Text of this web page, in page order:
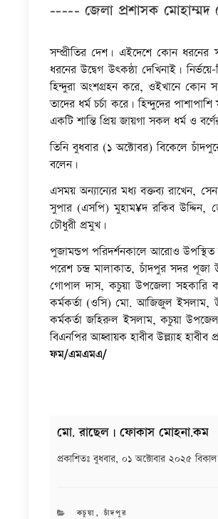
----- জেলা প্রশাসক মোহাম্মদ
বক্তব্য দিচ্ছেন
সম্প্রীতির দেশ। এইদেশে কোন ধরনের
ধরনের উদ্বেগ উৎকন্ঠা দেখিনাই।
হিন্দুরা অংশগ্রহন করে, ওইখানে কোন
তাদের ধর্ম চর্চা করে। হিন্দুদের
একটি শান্তি প্রিয় জায়গা সকল ধর্ম ও
তিনি বুধবার (১ অক্টোবর) বিকেলে
বলেন।
এসময় অন্যান্যের মধ্য বক্তব্য রাখেন,
সুপার (এসপি) মুহাম¥দ রকিব উদ্দিন,
চৌধুরী প্রমুখ।
পুজামন্ডপ পরিদর্শনকালে আরোও উপস্থিত
পরেশ চন্দ্র মালাকাত, চাঁদপুর সদর
গোপাল দাস, কচুয়া উপজেলা সহকারি
কর্মকর্তা (ওসি) মো. আজিজুল ইসলাম,
কর্মকর্তা জহিরুল ইসলাম, কচুয়া
বিএনপির আহ্বায়ক হাবীব উল্ল্যাহ হাবীব
ফম/এমএমএ/
মো. রাছেল | ফোকাস মোহনা.কম
প্রকাশিতঃবুধবার, ০১ অক্টোবার ২০২৫
CATEGORIES
কচুয়া ,চাঁদপুর